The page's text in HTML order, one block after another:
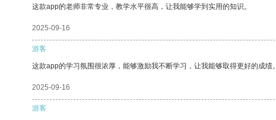
这款app的老师非常专业，教学水平很高，让我能够学到实用的知识。
2025-09-16
游客
这款app的学习氛围很浓厚，能够激励我不断学习，让我能够取得更好的成绩。
2025-09-16
游客